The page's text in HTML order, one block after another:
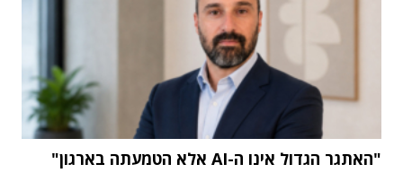
"האתגר הגדול אינו ה-AI אלא הטמעתה בארגון"